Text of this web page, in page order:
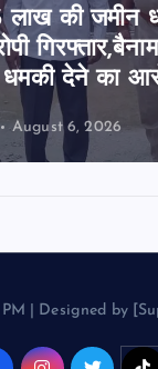
की जमीन
देने का
August 6, 2026
| Designed by